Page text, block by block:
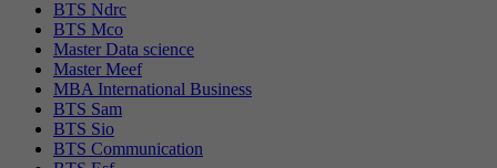
BTS Ndrc
BTS Mco
Master Data science
Master Meef
MBA International Business
BTS Sam
BTS Sio
BTS Communication